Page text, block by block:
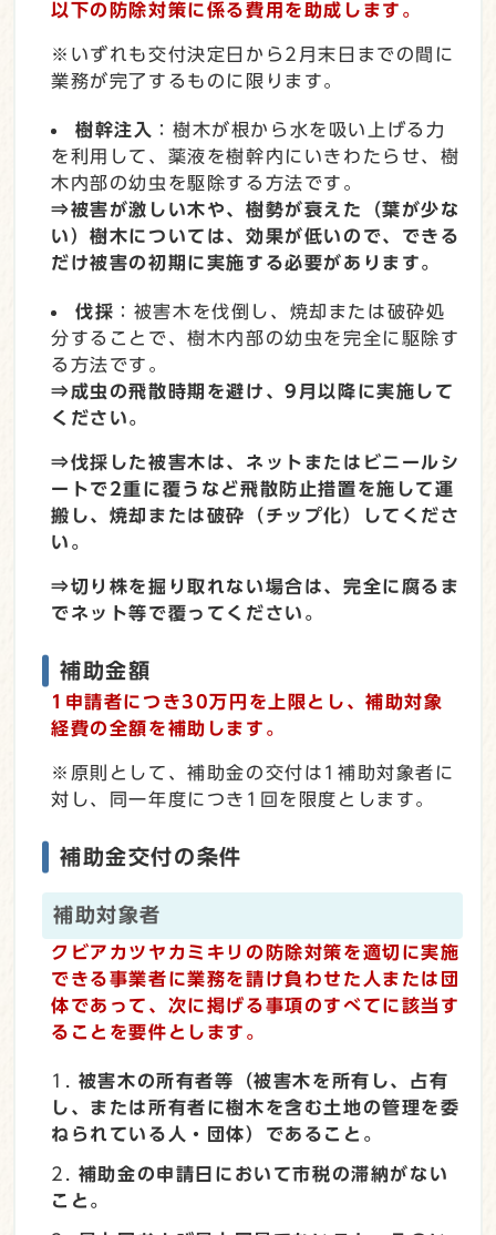
以下の防除対策に係る費用を助成します。
※いずれも交付決定日から2月末日までの間に
業務が完了するものに限ります。
樹幹注入 ：樹木が根から水を吸い上げる力
を利用して、薬液を樹幹内にいきわたらせ、樹
木内部の幼虫を駆除する方法です。
⇒被害が激しい木や、樹勢が衰えた（葉が少な
い）樹木については、効果が低いので、できる
だけ被害の初期に実施する必要があります。
伐採 ：被害木を伐倒し、焼却または破砕処
分することで、樹木内部の幼虫を完全に駆除す
る方法です。
⇒成虫の飛散時期を避け、9月以降に実施して
ください。
⇒伐採した被害木は、ネットまたはビニールシ
ートで2重に覆うなど飛散防止措置を施して運
搬し、焼却または破砕（チップ化）してくださ
い。
⇒切り株を掘り取れない場合は、完全に腐るま
でネット等で覆ってください。
補助金額
1申請者につき30万円を上限とし、補助対象
経費の全額を補助します。
※原則として、補助金の交付は1補助対象者に
対し、同一年度につき1回を限度とします。
補助金交付の条件
補助対象者
クビアカツヤカミキリの防除対策を適切に実施
できる事業者に業務を請け負わせた人または団
体であって、 次に掲げる事項のすべてに該当す
ることを要件とします。
被害木の所有者等（被害木を所有し、占有
し、または所有者に樹木を含む土地の管理を委
ねられている人・団体）であること。
補助金の申請日において市税の滞納がない
こと。